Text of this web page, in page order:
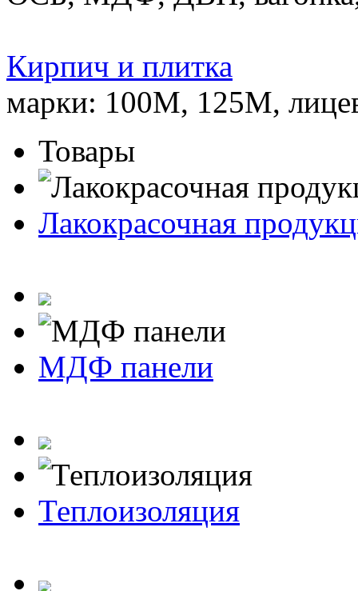
Кирпич и плитка
марки: 100М, 125М,
Товары
Лакокрасочная
МДФ панели
Теплоизоляция